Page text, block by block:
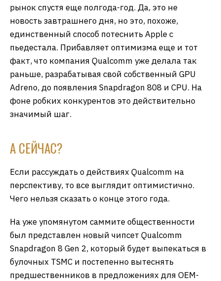
рынок спустя еще полгода-год. Да, это не
новость завтрашнего дня, но это, похоже,
единственный способ потеснить Apple с
пьедестала. Прибавляет оптимизма еще и тот
факт, что компания Qualcomm уже делала так
раньше, разрабатывая свой собственный GPU
Adreno, до появления Snapdragon 808 и CPU. На
фоне робких конкурентов это действительно
значимый шаг.
А СЕЙЧАС?
Если рассуждать о действиях Qualcomm на
перспективу, то все выглядит оптимистично.
Чего нельзя сказать о конце этого года.
На уже упомянутом саммите общественности
был представлен новый чипсет Qualcomm
Snapdragon 8 Gen 2, который будет выпекаться в
булочных TSMC и постепенно вытеснять
предшественников в предложениях для OEM-